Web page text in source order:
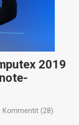
2019
Kommentit (28)